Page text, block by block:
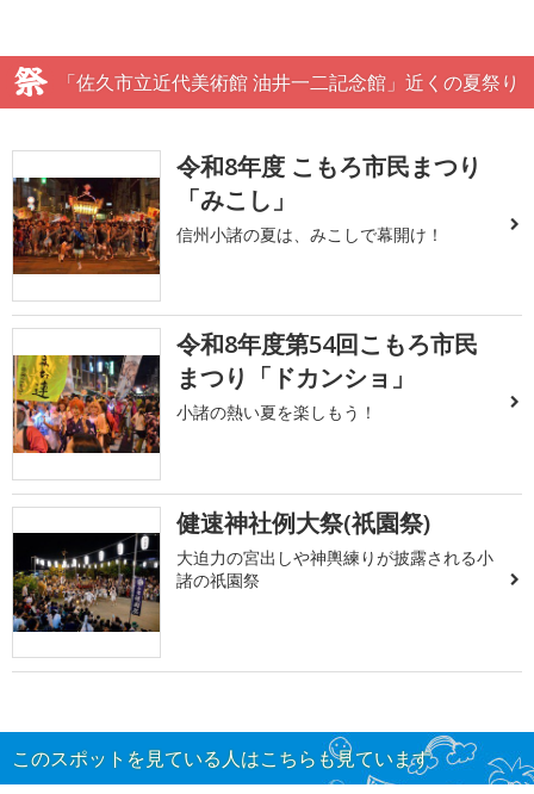
「佐久市立近代美術館 油井一二記念館」近くの夏祭り
令和8年度 こもろ市民まつり
「みこし」
信州小諸の夏は、みこしで幕開け！
令和8年度第54回こもろ市民
まつり「ドカンショ」
小諸の熱い夏を楽しもう！
健速神社例大祭(祇園祭)
大迫力の宮出しや神輿練りが披露される小
諸の祇園祭
このスポットを見ている人はこちらも見ています